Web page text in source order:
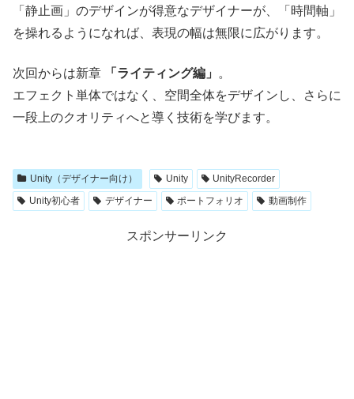
「静止画」のデザインが得意なデザイナーが、「時間軸」
を操れるようになれば、表現の幅は無限に広がります。
次回からは新章 「ライティング編」
。
エフェクト単体ではなく、空間全体をデザインし、さらに
一段上のクオリティへと導く技術を学びます。
Unity（デザイナー向け） Unity
UnityRecorder
Unity初心者
デザイナー ポートフォリオ 動画制作
スポンサーリンク